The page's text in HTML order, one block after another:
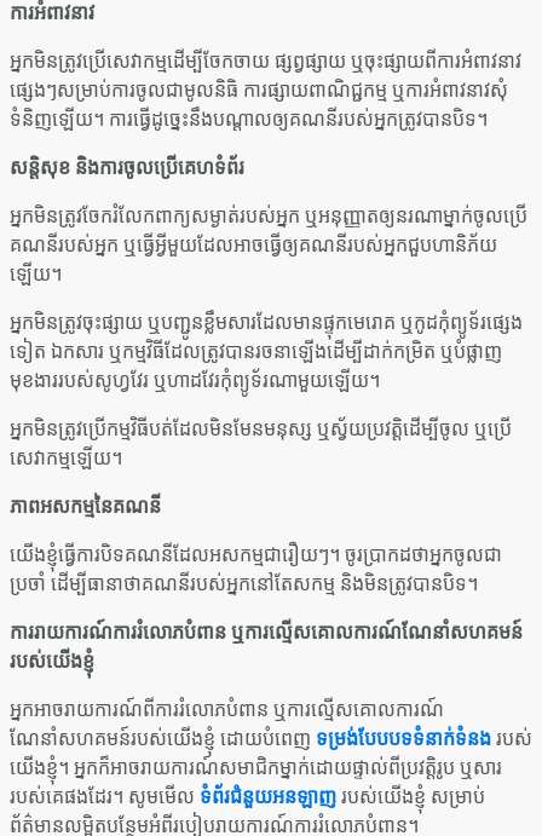
ការអំពាវនាវ
អ្នកមិនត្រូវប្រើសេវាកម្មដើម្បីចែកចាយ ផ្សព្វផ្សាយ ឬចុះផ្សាយពីការអំពាវនាវ
ផ្សេងៗសម្រាប់ការចូលជាមូលនិធិ ការផ្សាយពាណិជ្ជកម្ម ឬការអំពាវនាវសុំ
ទំនិញឡើយ។ ការធ្វើដូច្នេះនឹងបណ្តាលឲ្យគណនីរបស់អ្នកត្រូវបានបិទ។
សន្តិសុខ និងការចូលប្រើគេហទំព័រ
អ្នកមិនត្រូវចែករំលែកពាក្យសម្ងាត់របស់អ្នក ឬអនុញ្ញាតឲ្យនរណាម្នាក់ចូលប្រើ
គណនីរបស់អ្នក ឬធ្វើអ្វីមួយដែលអាចធ្វើឲ្យគណនីរបស់អ្នកជួបហានិភ័យ
ឡើយ។
អ្នកមិនត្រូវចុះផ្សាយ ឬបញ្ជូនខ្លឹមសារដែលមានផ្ទុកមេរោគ ឬកូដកុំព្យូទ័រផ្សេង
ទៀត ឯកសារ ឬកម្មវិធីដែលត្រូវបានរចនាឡើងដើម្បីដាក់កម្រិត ឬបំផ្លាញ
មុខងាររបស់សូហ្វវែរ ឬហាដវែរកុំព្យូទ័រណាមួយឡើយ។
អ្នកមិនត្រូវប្រើកម្មវិធីបត់ដែលមិនមែនមនុស្ស ឬស្វ័យប្រវត្តិដើម្បីចូល ឬប្រើ
សេវាកម្មឡើយ។
ភាពអសកម្មនៃគណនី
យើងខ្ញុំធ្វើការបិទគណនីដែលអសកម្មជារឿយៗ។ ចូរប្រាកដថាអ្នកចូលជា
ប្រចាំ ដើម្បីធានាថាគណនីរបស់អ្នកនៅតែសកម្ម និងមិនត្រូវបានបិទ។
ការរាយការណ៍ការរំលោភបំពាន ឬការល្មើសគោលការណ៍ណែនាំសហគមន៍
របស់យើងខ្ញុំ
អ្នកអាចរាយការណ៍ពីការរំលោភបំពាន ឬការល្មើសគោលការណ៍
ណែនាំសហគមន៍របស់យើងខ្ញុំ ដោយបំពេញ ទម្រង់បែបបទទំនាក់ទំនង របស់
យើងខ្ញុំ។ អ្នកក៏អាចរាយការណ៍សមាជិកម្នាក់ដោយផ្ទាល់ពីប្រវត្តិរូប ឬសារ
របស់គេផងដែរ។ សូមមើល ទំព័រជំនួយអនឡាញ របស់យើងខ្ញុំ សម្រាប់
ព័ត៌មានលម្អិតបន្ថែមអំពីរបៀបរាយការណ៍ការរំលោភបំពាន។